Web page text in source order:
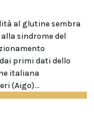
al glutine sembra
sindrome del
primi dati dello
italiana
(Aigo)...